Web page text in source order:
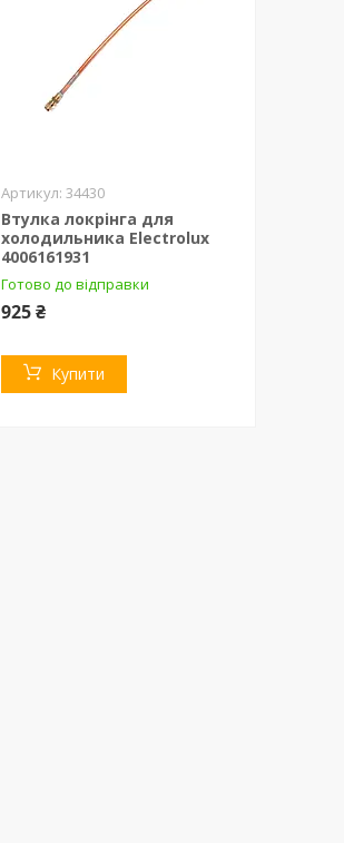
34430
Втулка локрінга для
холодильника Electrolux
4006161931
Готово до відправки
925 ₴
Купити